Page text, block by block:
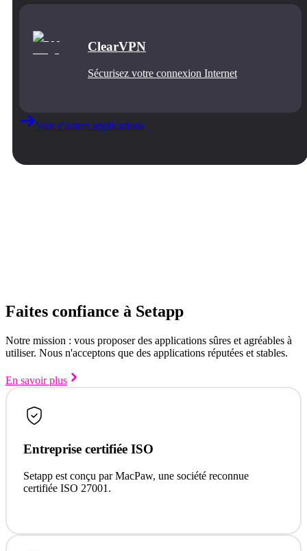
ClearVPN
Sécurisez votre connexion Internet
Voir d'autres applications
Faites confiance à Setapp
Notre mission : vous proposer des applications sûres et agréables à
utiliser. Nous n'acceptons que des applications réputées et stables.
En savoir plus
Entreprise certifiée ISO
Setapp est conçu par MacPaw, une société reconnue
certifiée ISO 27001.